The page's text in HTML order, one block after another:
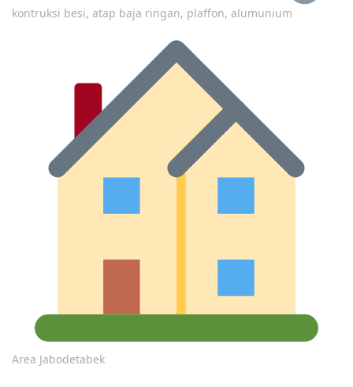
kontruksi besi, atap baja ringan, plaffon, alumunium
Area Jabodetabek